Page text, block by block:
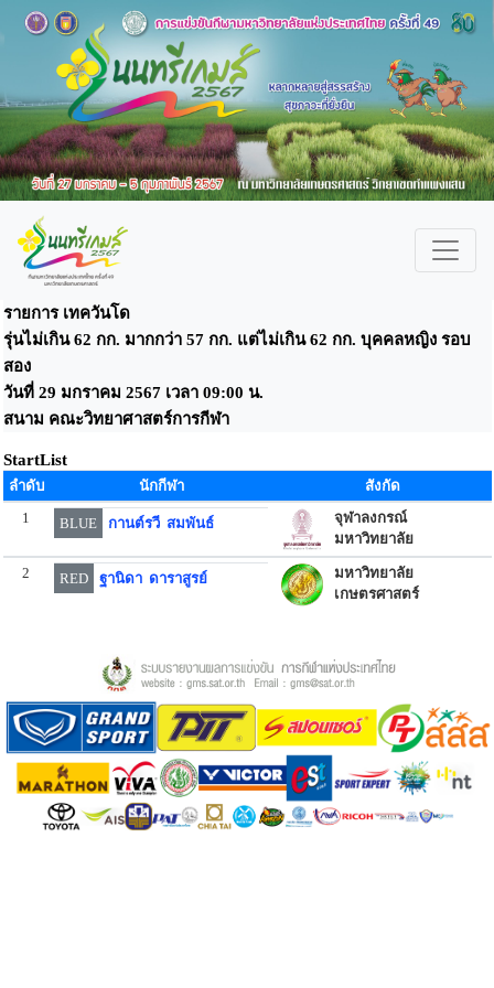
รายการ เทควันโด
รุ่นไม่เกิน 62 กก. มากกว่า 57 กก. แต่ไม่เกิน 62 กก. บุคคลหญิง รอบ
สอง
วันที่ 29 มกราคม 2567 เวลา 09:00 น.
สนาม คณะวิทยาศาสตร์การกีฬา
StartList
ลำดับ นักกีฬา
สังกัด
1
BLUE กานต์รวี สมพันธ์
จุฬาลงกรณ์
มหาวิทยาลัย
2 RED ฐานิดา ดาราสูรย์
มหาวิทยาลัย
เกษตรศาสตร์